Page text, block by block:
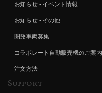
お知らせ - イベント情報
お知らせ - その他
開発車両募集
コラボレート自動販売機のご案内
注文方法
Support